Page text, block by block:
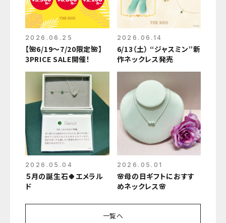
2026.06.25
【🌺6/19〜7/20限定🌺】
3PRICE SALE開催！
2026.06.14
6/13（土） “ジャスミン”新
作ネックレス発売
2026.05.04
５月の誕生石🍀エメラル
ド
2026.05.01
🌸母の日ギフトにおすす
めネックレス🌸
一覧へ